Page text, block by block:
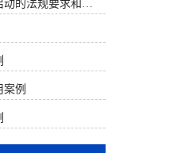
、康明斯电喷机型
明斯电喷柴油机
康明斯QSK19电
列发动机电控燃
基本组成部分构
关和传感器)、
行分析)、执行器
动作的控制阀总
柴油发电机组自启动的法规要求和操作步骤
例